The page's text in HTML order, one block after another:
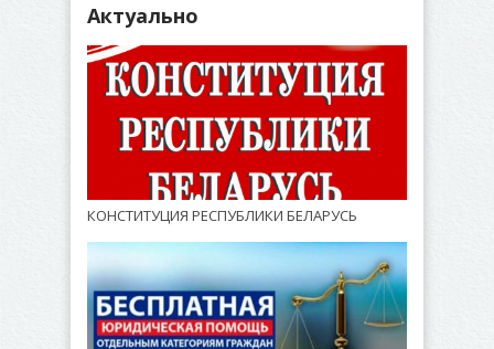
Актуально
КОНСТИТУЦИЯ РЕСПУБЛИКИ БЕЛАРУСЬ